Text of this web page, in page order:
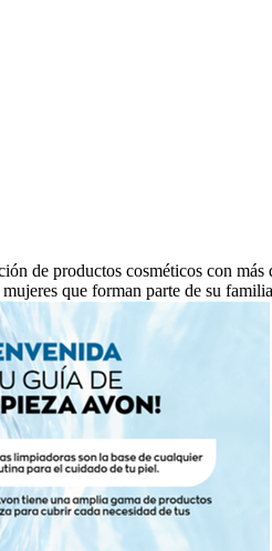
de productos cosméticos con
que forman parte de su